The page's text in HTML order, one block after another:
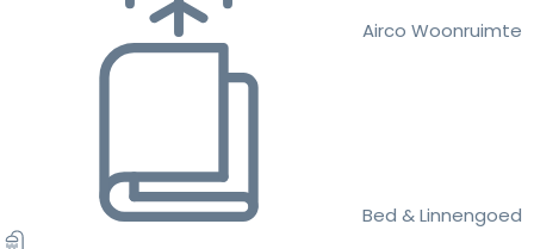
Airco Woonruimte
Bed & Linnengoed